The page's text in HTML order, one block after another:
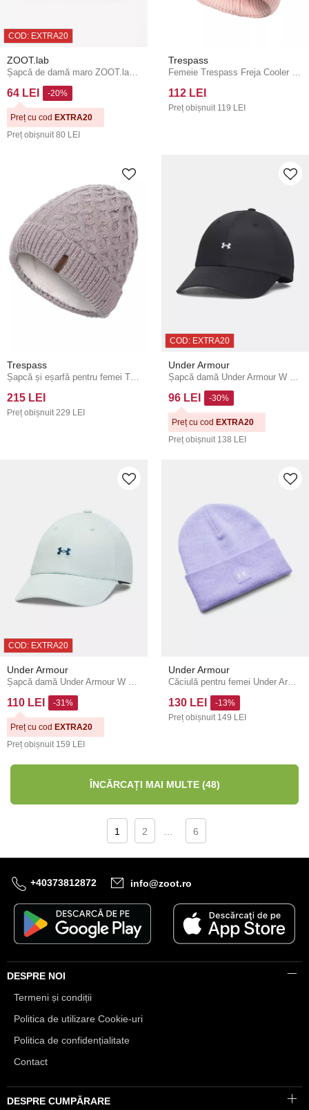
COD: EXTRA20
ZOOT.lab
64 LEI
Preț obișnuit 80 LEI
-20%
Preț cu cod EXTRA20
Trespass
112 LEI
Preț obișnuit 119 LEI
Trespass
215 LEI
Preț obișnuit 229 LEI
COD: EXTRA20
Under Armour
96 LEI
Preț obișnuit 138 LEI
-30%
Preț cu cod EXTRA20
COD: EXTRA20
Under Armour
Șapcă damă Under Armour W DRIVE ADJ
110 LEI
Preț obișnuit 159 LEI
-31%
Preț cu cod EXTRA20
Under Armour
Căciulă pentru femei Under Armour W HALFTIME BEANIE-PPL
130 LEI
Preț obișnuit 149 LEI
-13%
ÎNCĂRCAȚI MAI MULTE (48)
1 2 … 6
+40373812872 info@zoot.ro
DESPRE NOI
Termeni și condiții
Politica de utilizare Cookie-uri
Politica de confidențialitate
Contact
DESPRE CUMPĂRARE